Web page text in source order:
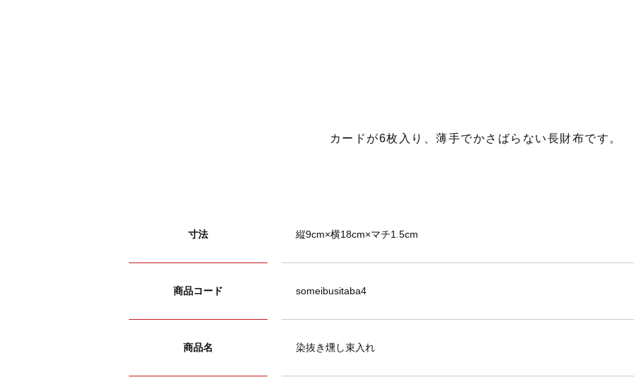
カードが6枚入り、薄手でかさばらない長財布です。
寸法 縦9cm×横18cm×マチ1.5cm
商品コード someibusitaba4
商品名 染抜き燻し束入れ